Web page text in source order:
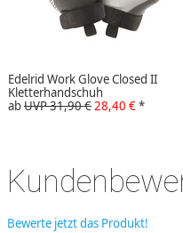
Edelrid Work Glove Closed II
Kletterhandschuh
abUVP 31,90 €28,40 €*
Bewerte jetzt das Produkt!